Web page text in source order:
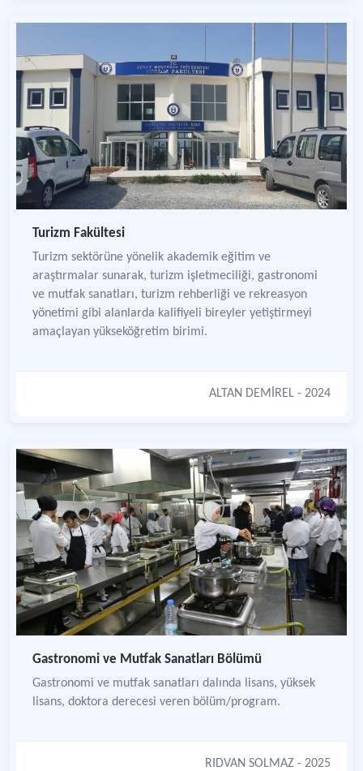
Turizm Fakültesi
Turizm sektörüne yönelik akademik eğitim ve
araştırmalar sunarak, turizm işletmeciliği, gastronomi
ve mutfak sanatları, turizm rehberliği ve rekreasyon
yönetimi gibi alanlarda kalifiyeli bireyler yetiştirmeyi
amaçlayan yükseköğretim birimi.
ALTAN DEMİREL - 2024
Gastronomi ve Mutfak Sanatları Bölümü
Gastronomi ve mutfak sanatları dalında lisans, yüksek
lisans, doktora derecesi veren bölüm/program.
RIDVAN SOLMAZ - 2025